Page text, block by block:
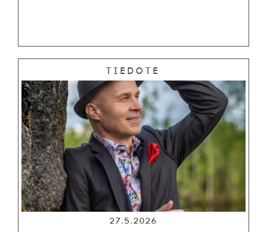
Tiedote
27.5.2026